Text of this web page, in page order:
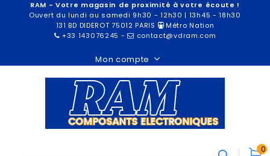
RAM - Votre magasin de proximité à votre écoute !
Ouvert du lundi au samedi 9h30 - 12h30 | 13h45 - 18h30
131 BD DIDEROT 75012 PARIS
Métro Nation
+33 143076245 - contact@vdram.com
Mon compte
0